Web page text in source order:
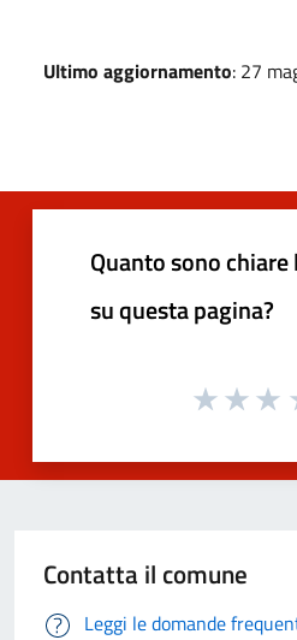
Ultimo aggiornamento: 27
Quanto sono
su questa pagina?
Contatta il comune
Leggi le domande